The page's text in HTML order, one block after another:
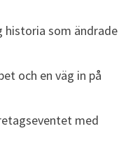
historia som ändrade
och en väg in på
med